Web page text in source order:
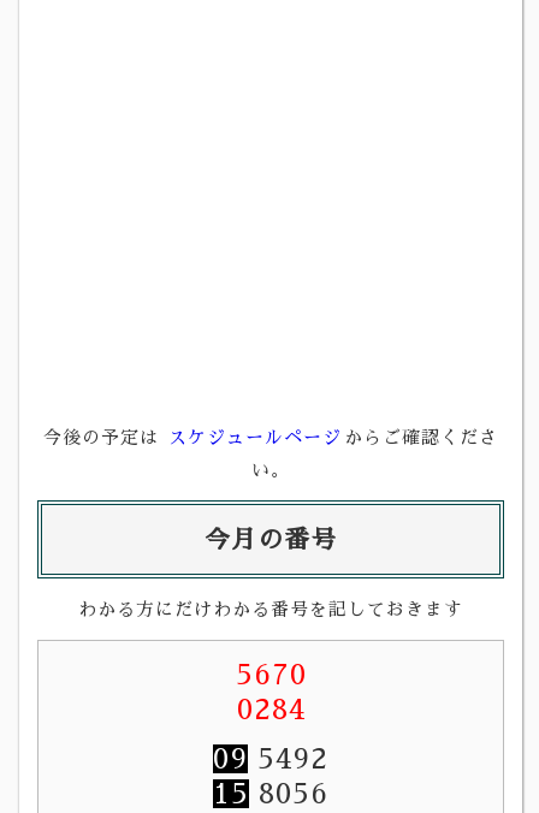
今後の予定は スケジュールページ からご確認くださ
い。
今月の番号
わかる方にだけわかる番号を記しておきます
5670
0284
09 5492
15 8056